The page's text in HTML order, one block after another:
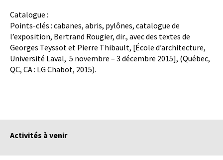
Catalogue :
Points-clés : cabanes, abris, pylônes, catalogue de
l’exposition, Bertrand Rougier, dir., avec des textes de
Georges Teyssot et Pierre Thibault, [École d’architecture,
Université Laval, 5 novembre – 3 décembre 2015], (Québec,
QC, CA : LG Chabot, 2015).
Activités à venir